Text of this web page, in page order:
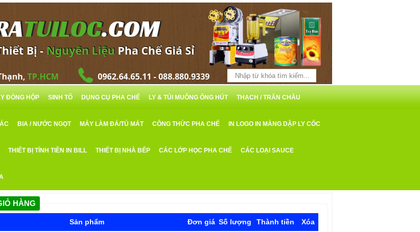
ĐÓNG HỘP SINH TỐ DỤNG CỤ PHA CHẾ LY & TÚI MUỖNG ỐNG HÚT THẠCH / TRÂN CHÂU
BIA / NƯỚC NGỌT MÁY LÀM ĐÁ/TỦ MÁT CÔNG THỨC PHA CHẾ IN LOGO IN MÀNG DẬP LY CỐC
THIẾT BỊ TÍNH TIỀN IN BILL THIẾT BỊ NHÀ BẾP CÁC LỚP HỌC PHA CHẾ CÁC LOẠI SAUCE
HÀNG
Sản phẩm Đơn giá Số lượng Thành tiền Xóa